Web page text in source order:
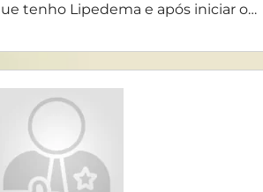
tenho Lipedema e após iniciar o…